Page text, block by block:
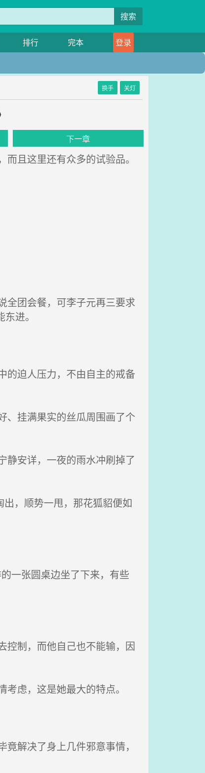
搜索
排行 完本
登录
换手 关灯
下一章
且这里还有众多的试验品。
全团会餐，可李子元再三要求
进。
的迫人压力，不由自主的戒备
、挂满果实的丝瓜周围画了个
安详，一夜的雨水冲刷掉了
，顺势一甩，那花狐貂便如
一张圆桌边坐了下来，有些
控制，而他自己也不能输，因
虑，这是她最大的特点。
解决了身上几件邪意事情，